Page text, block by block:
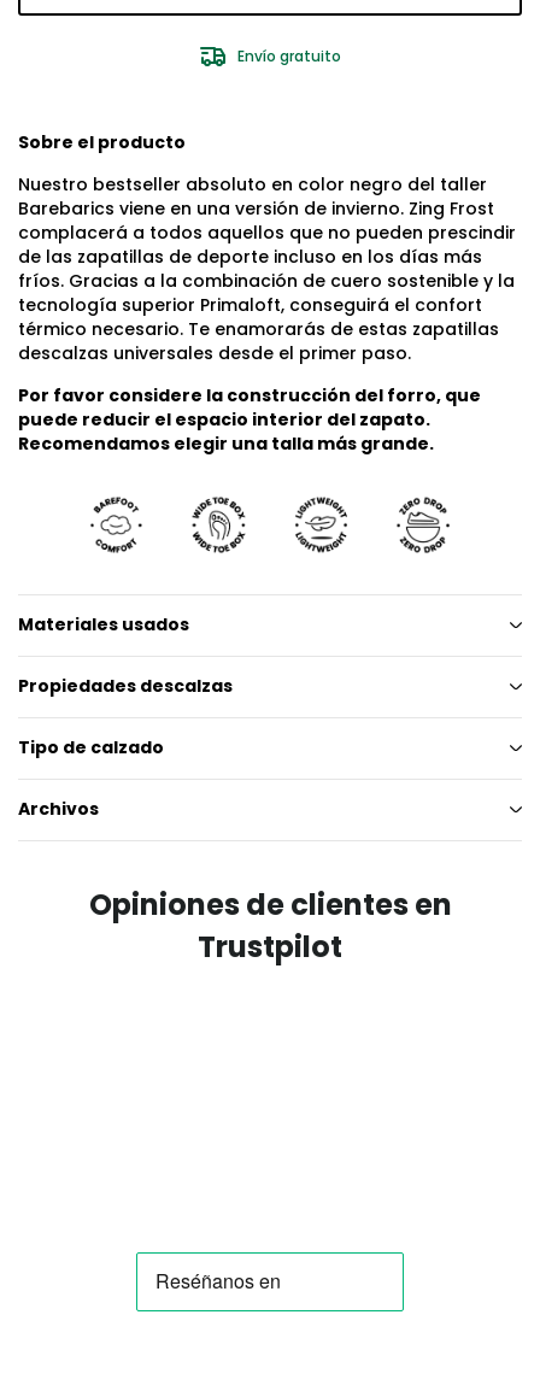
Envío gratuito
Sobre el producto
Nuestro bestseller absoluto en color negro del taller
Barebarics viene en una versión de invierno. Zing Frost
complacerá a todos aquellos que no pueden prescindir
de las zapatillas de deporte incluso en los días más
fríos. Gracias a la combinación de cuero sostenible y la
tecnología superior Primaloft, conseguirá el confort
térmico necesario. Te enamorarás de estas zapatillas
descalzas universales desde el primer paso.
Por favor considere la construcción del forro, que
puede reducir el espacio interior del zapato.
Recomendamos elegir una talla más grande.
Materiales usados
Propiedades descalzas
Tipo de calzado
Archivos
Opiniones de clientes en
Trustpilot